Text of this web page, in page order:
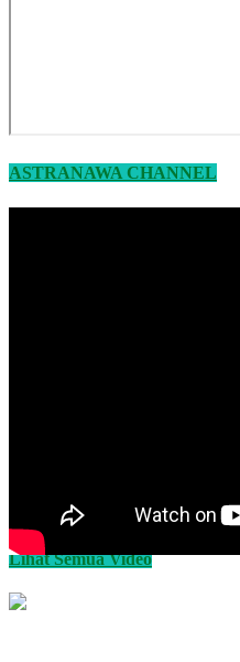
ASTRANAWA CHANNEL
Lihat Semua Video